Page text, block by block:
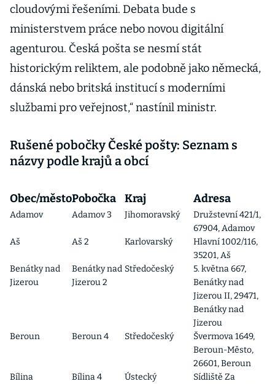
cloudovými řešeními. Debata bude s
ministerstvem práce nebo novou digitální
agenturou. Česká pošta se nesmí stát
historickým reliktem, ale podobně jako německá,
dánská nebo britská institucí s moderními
službami pro veřejnost,“ nastínil ministr.
Rušené pobočky České pošty: Seznam s
názvy podle krajů a obcí
Obec/městoPobočka Kraj Adresa
Adamov Adamov 3 Jihomoravský
Družstevní 421/1,
67904, Adamov
Aš
Aš 2 Karlovarský
Hlavní 1002/116,
35201, Aš
Benátky nad
Jizerou
Benátky nad
Jizerou 2
Středočeský
5. května 667,
Benátky nad
Jizerou II, 29471,
Benátky nad
Jizerou
Beroun
Beroun 4 Středočeský
Švermova 1649,
Beroun-Město,
26601, Beroun
Bílina
Bílina 4 Ústecký
Sídliště Za